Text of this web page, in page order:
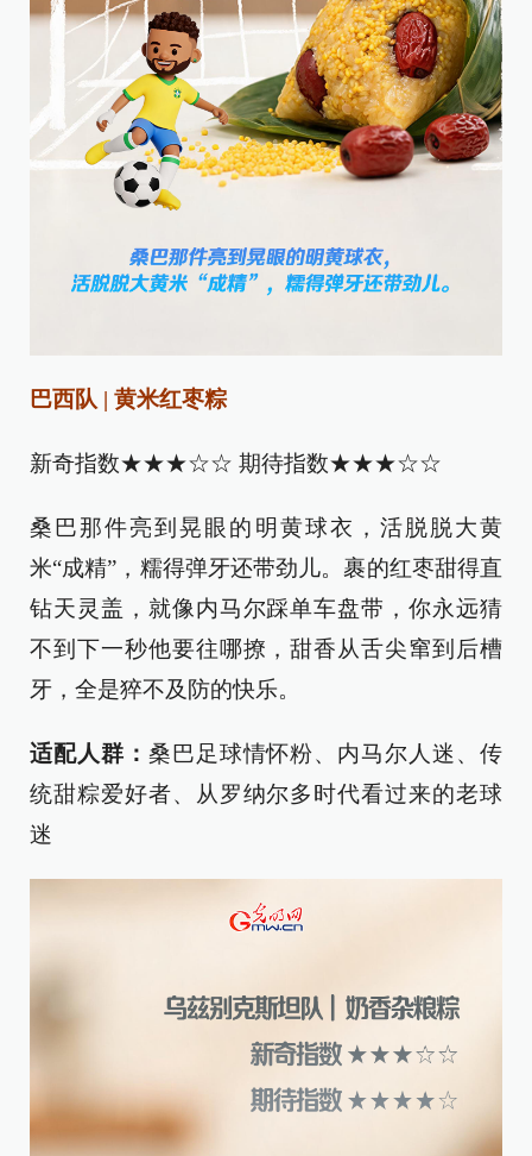
巴西队 | 黄米红枣粽
‌新奇指数★★★☆☆ 期待指数★★★☆☆
桑巴那件亮到晃眼的明黄球衣，活脱脱大黄
米“成精”，糯得弹牙还带劲儿。裹的红枣甜得直
钻天灵盖，就像内马尔踩单车盘带，你永远猜
不到下一秒他要往哪撩，甜香从舌尖窜到后槽
牙，全是猝不及防的快乐。
适配人群： 桑巴足球情怀粉、内马尔人迷、传
统甜粽爱好者、从罗纳尔多时代看过来的老球
迷